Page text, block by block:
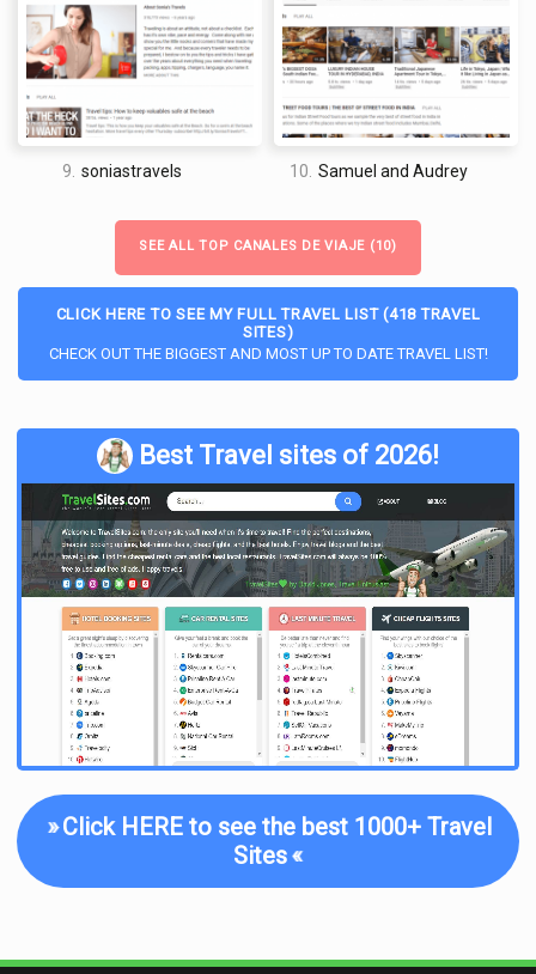
9. soniastravels 10. Samuel and Audrey
SEE ALL TOP CANALES DE VIAJE (10)
CLICK HERE TO SEE MY FULL TRAVEL LIST (418 TRAVEL
SITES)
CHECK OUT THE BIGGEST AND MOST UP TO DATE TRAVEL LIST!
Best Travel sites of 2026!
»Click HERE to see the best 1000+ Travel
Sites«